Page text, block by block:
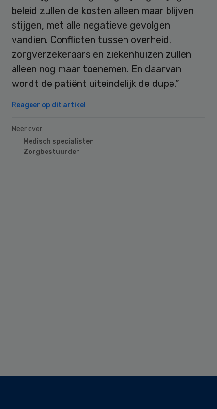
beleid zullen de kosten alleen maar blijven
stijgen, met alle negatieve gevolgen
vandien. Conflicten tussen overheid,
zorgverzekeraars en ziekenhuizen zullen
alleen nog maar toenemen. En daarvan
wordt de patiënt uiteindelijk de dupe.”
Reageer op dit artikel
Meer over:
Medisch specialisten
Zorgbestuurder